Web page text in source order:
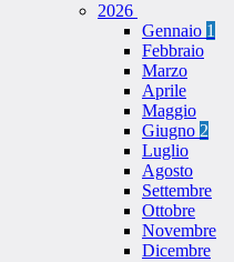
2026
Gennaio 1
Febbraio
Marzo
Aprile
Maggio
Giugno 2
Luglio
Agosto
Settembre
Ottobre
Novembre
Dicembre